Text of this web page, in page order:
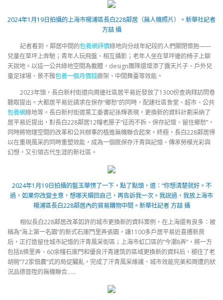
2024年1月19日拍攝的上海市楊浦區長白228鄰居（無人機照片）。 新華社記者
方喆 攝
記者看到，鄰居中間的包養網評價綠地向分歧年紀段的人們關閉懷抱——
兒童在草坪上奔馳；青年人玩飛盤、相互攝影；老年人坐在草坪邊的椅子上聊
天說地。以這一公共綠地空間為載體，design團隊還增添了露天片子、戶外兒
童足球場、景不雅包養一個月價錢廊架、中間舞臺等效能。
2023年頭，長白新村街道向周邊社區居平易近發放了1300份查詢拜訪問卷
聽取提出。大都居平易近請求在保存“鄉愁”的同時，配建社區食堂、超市、公共
包養網綠地等。長白新村街道黨工委書記孫輝表現，更換新的資料計劃采納了
居平易近提出，對長白228鄰居12幢老屋子“征而不拆、保存記憶、留住鄉愁”，
同時將物理空間的改革和公共辦事的植進無機聯合起來。終極，長白228鄰居得
以在重現風采的同時重塑效能，成為一個既保存汗青與記憶、傳承勞模光彩與
幻想，又引領古代生涯的新社區。
2024年1月19日拍攝的藍玉華愣了一下，點了點頭，道：“你想清楚就好。不
過，如果你改變主意，想哪天贖回自己，再告訴我一次。我說過，我放上海市
楊浦區長白228鄰居內的貿易購物中間。 新華社記者 方喆 攝
相似長白228鄰居改革如許的城市更換新的資料案例，在上海還有良多：被
稱為“海上第一名園”的新式石庫門里弄張園，讓1100多戶居平易近喜遷新房
后，正打造留住城市記憶的汗青風采街區；上海市虹口區的“今潮8弄”，將一方
包括8條里弄、60余幢石庫門和優良汗青建筑的區域更換新的資料后，褪往了老
胡衕“72家佃農”式的局促臟亂，完成了汗青風采維護、城市效能完美和周遭的狀
況品德晉陞的無機聯合……